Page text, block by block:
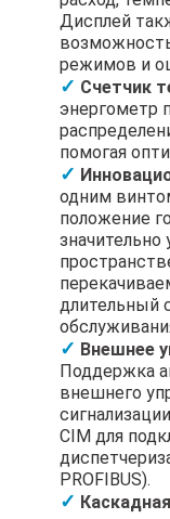
Дисплей
режимов и
Счетчик
энергометр
помогая
одним
положение
длительный
Внешнее
Поддержка
внешнего
CIM для
PROFIBUS).